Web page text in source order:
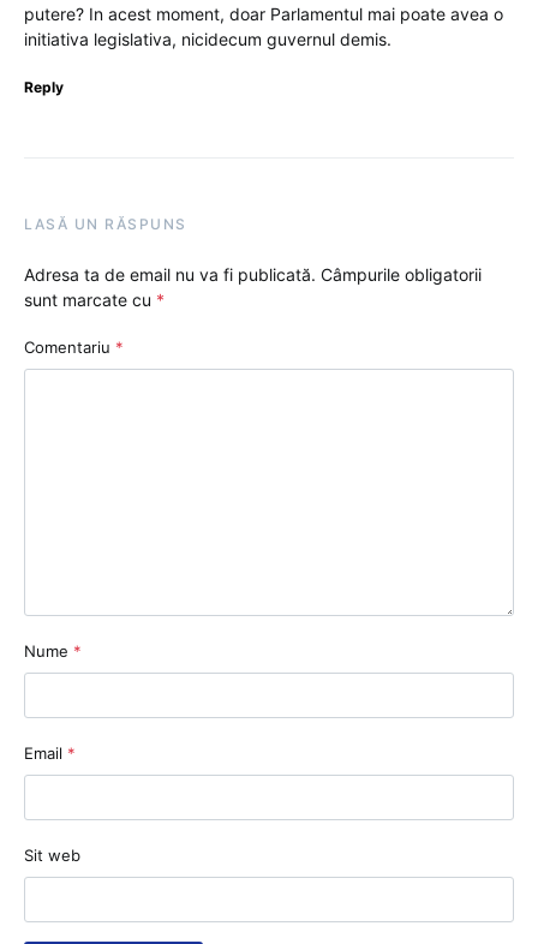
putere? In acest moment, doar Parlamentul mai poate avea o
initiativa legislativa, nicidecum guvernul demis.
Reply
LASĂ UN RĂSPUNS
Adresa ta de email nu va fi publicată. Câmpurile obligatorii
sunt marcate cu *
Comentariu *
Nume *
Email *
Sit web